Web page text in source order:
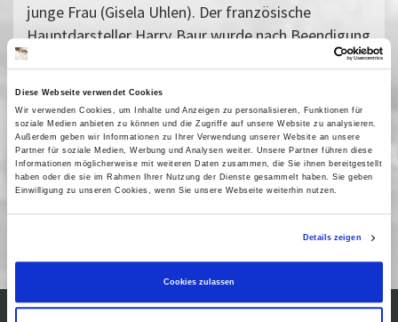
Diese Webseite verwendet Cookies
Wir verwenden Cookies, um Inhalte und Anzeigen zu personalisieren, Funktionen für
soziale Medien anbieten zu können und die Zugriffe auf unsere Website zu analysieren.
Außerdem geben wir Informationen zu Ihrer Verwendung unserer Website an unsere
Partner für soziale Medien, Werbung und Analysen weiter. Unsere Partner führen diese
Informationen möglicherweise mit weiteren Daten zusammen, die Sie ihnen bereitgestellt
haben oder die sie im Rahmen Ihrer Nutzung der Dienste gesammelt haben. Sie geben
Einwilligung zu unseren Cookies, wenn Sie unsere Webseite weiterhin nutzen.
Details zeigen
Cookies zulassen
junge Frau (Gisela Uhlen). Der französische
Hauptdarsteller Harry Baur wurde nach Beendigung
der Dreharbeiten von der Gestapo zu Tode
hatte Kontakte zur Résistance.
Vergangene Vorstellungen
21 Januar 2006| 18:00